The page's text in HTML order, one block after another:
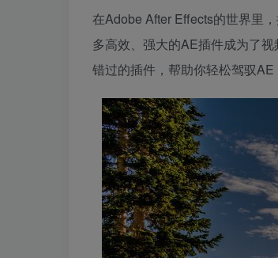
在Adobe After Effects的世界里
多高效、强大的AE插件成为了
错过的插件，帮助你轻松驾驭AE